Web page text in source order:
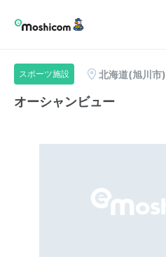
スポーツ施設 北海道(旭川市)
オーシャンビュー